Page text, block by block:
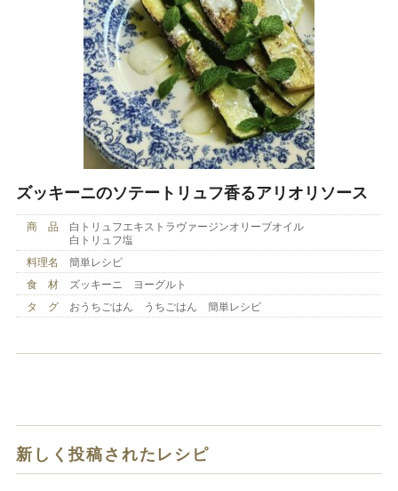
ズッキーニのソテートリュフ香るアリオリソース
商 品
白トリュフエキストラヴァージンオリーブオイル
白トリュフ塩
料理名
簡単レシピ
食 材
ズッキーニ ヨーグルト
タ グ
おうちごはん うちごはん 簡単レシピ
新しく投稿されたレシピ